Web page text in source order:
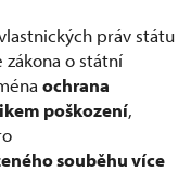
práv státu
zákona o státní
ochrana
poškození,
souběhu více